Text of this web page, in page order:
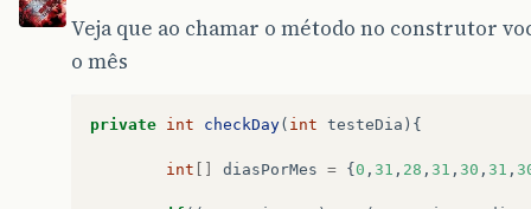
Veja que ao chamar o método no construtor
o mês
private int checkDay( int testeDia ){
int diasPorMes = { 0 , 31 , 28 , 31 , 30 , 31 ,